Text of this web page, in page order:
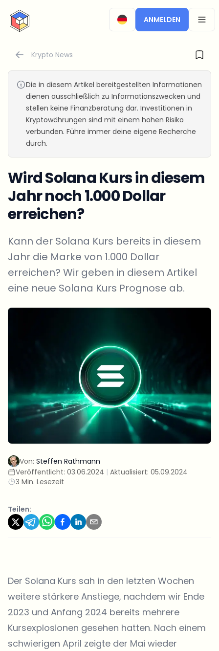
CryptoTicker
ANMELDEN
Krypto News
Die in diesem Artikel bereitgestellten Informationen
dienen ausschließlich zu Informationszwecken und
stellen keine Finanzberatung dar. Investitionen in
Kryptowährungen sind mit einem hohen Risiko
verbunden. Führe immer deine eigene Recherche
durch.
Wird Solana Kurs in diesem
Jahr noch 1.000 Dollar
erreichen?
Kann der Solana Kurs bereits in diesem
Jahr die Marke von 1.000 Dollar
erreichen? Wir geben in diesem Artikel
eine neue Solana Kurs Prognose ab.
Von: Steffen Rathmann
Veröffentlicht: 03.06.2024 | Aktualisiert: 05.09.2024
3 Min. Lesezeit
Teilen:
Der Solana Kurs sah in den letzten Wochen
weitere stärkere Anstiege, nachdem wir Ende
2023 und Anfang 2024 bereits mehrere
Kursexplosionen gesehen hatten. Nach einem
schwierigen April zeigte der Mai wieder